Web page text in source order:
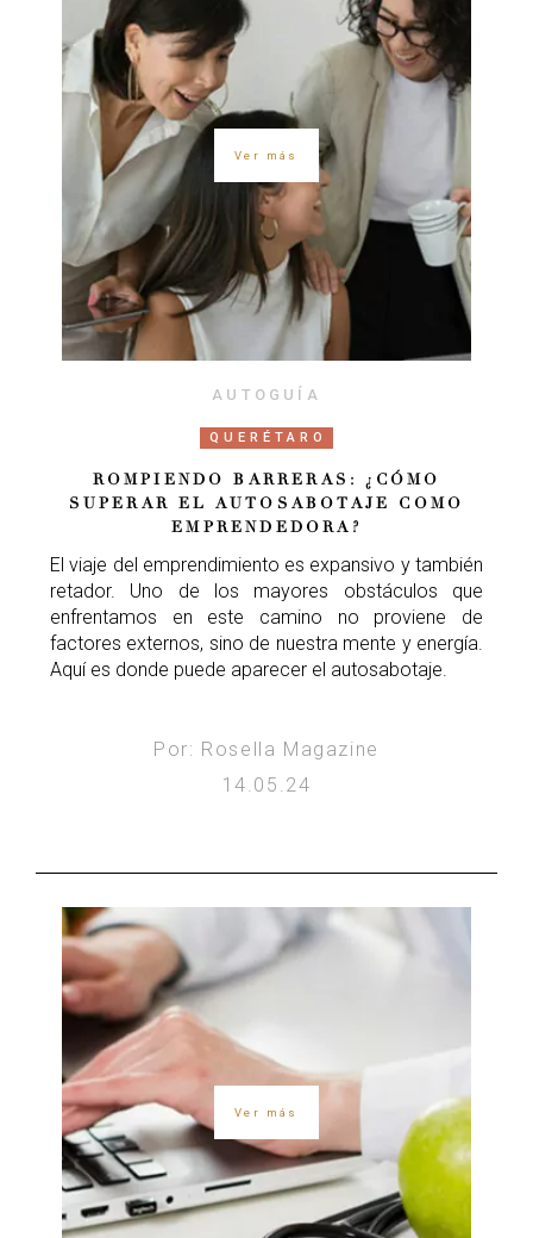
Ver más
AUTOGUÍA
QUERÉTARO
ROMPIENDO BARRERAS: ¿CÓMO
SUPERAR EL AUTOSABOTAJE COMO
EMPRENDEDORA?
El viaje del emprendimiento es expansivo y también
retador. Uno de los mayores obstáculos que
enfrentamos en este camino no proviene de
factores externos, sino de nuestra mente y energía.
Aquí es donde puede aparecer el autosabotaje.
Por: Rosella Magazine
14.05.24
Ver más